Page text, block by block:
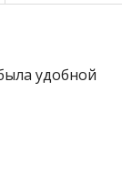
удобной